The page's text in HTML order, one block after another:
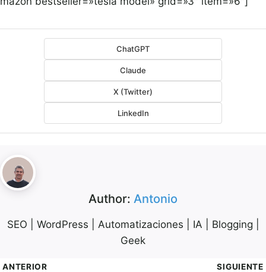
ChatGPT
Claude
X (Twitter)
LinkedIn
Author: Antonio
SEO | WordPress | Automatizaciones | IA | Blogging |
Geek
ANTERIOR SIGUIENTE